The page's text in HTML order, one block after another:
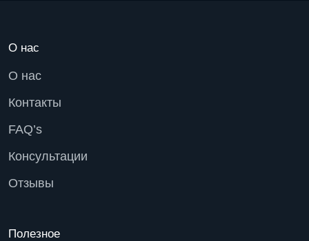
О нас
О нас
Контакты
FAQ’s
Консультации
Отзывы
Полезное